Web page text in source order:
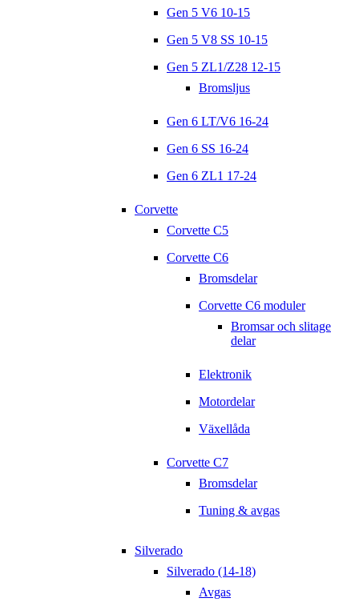
Gen 5 V6 10-15
Gen 5 V8 SS 10-15
Gen 5 ZL1/Z28 12-15
Bromsljus
Gen 6 LT/V6 16-24
Gen 6 SS 16-24
Gen 6 ZL1 17-24
Corvette
Corvette C5
Corvette C6
Bromsdelar
Corvette C6 moduler
Bromsar och slitage
delar
Elektronik
Motordelar
Växellåda
Corvette C7
Bromsdelar
Tuning & avgas
Silverado
Silverado (14-18)
Avgas